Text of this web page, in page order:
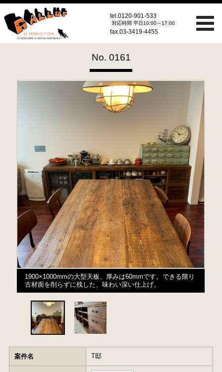
tel.0120-901-533
対応時間 平日10:00～17:00
fax.03-3419-4455
No. 0161
1900×1000mmの大型天板、厚みは60mmです。できる限り
古材面を削らずに残した、味わい深い仕上げ。
案件名 T邸